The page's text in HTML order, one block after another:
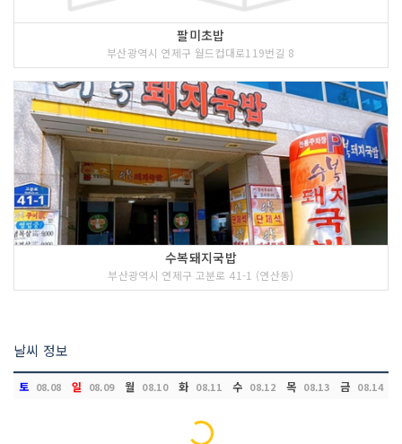
팔미초밥
부산광역시 연제구 월드컵대로119번길 8
수복돼지국밥
부산광역시 연제구 고분로 41-1 (연산동)
날씨 정보
토 08.08 일 08.09 월 08.10 화 08.11 수 08.12 목 08.13 금 08.14
Loading...